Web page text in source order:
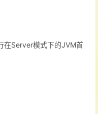
在Server模式下的JVM首